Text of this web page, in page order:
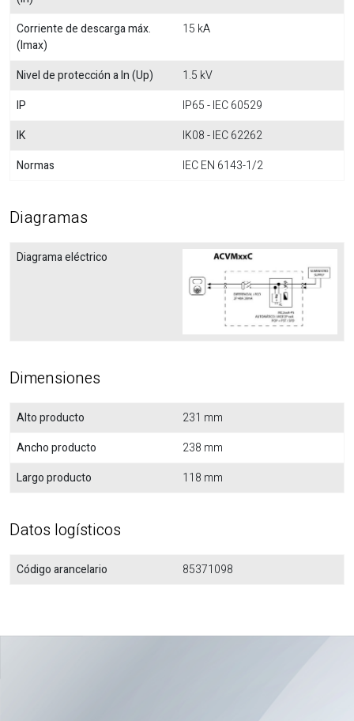
Corriente de descarga máx.
(Imax)
15 kA
Nivel de protección a In (Up)
1.5 kV
IP
IP65 - IEC 60529
IK
IK08 - IEC 62262
Normas
IEC EN 6143-1/2
Diagramas
Diagrama eléctrico
Dimensiones
Alto producto
231 mm
Ancho producto
238 mm
Largo producto
118 mm
Datos logísticos
Código arancelario 85371098